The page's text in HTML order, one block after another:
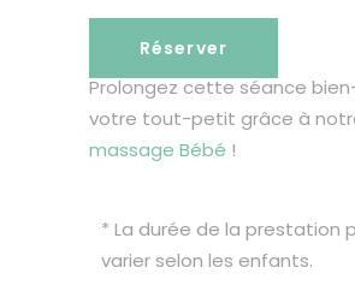
Réserver
Prolongez cette séance
votre tout-petit grâce à
massage Bébé !
* La durée de la prestation
varier selon les enfants.